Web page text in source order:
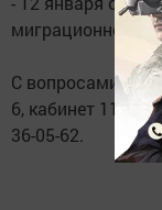
миграционной
С вопросами
6, кабинет 111.
36-05-62.